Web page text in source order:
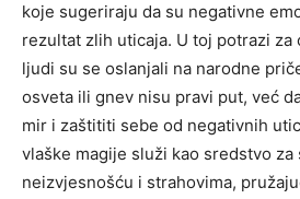
koje sugeriraju da su negativne
rezultat zlih uticaja. U toj potrazi za
ljudi su se oslanjali na narodne
osveta ili gnev nisu pravi put, već
mir i zaštititi sebe od negativnih
vlaške magije služi kao sredstvo za
neizvjesnošću i strahovima,